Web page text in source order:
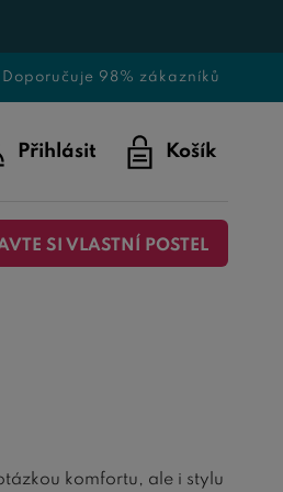
Doporučuje 98% zákazníků
Přihlásit Košík
SI VLASTNÍ POSTEL
komfortu, ale i stylu